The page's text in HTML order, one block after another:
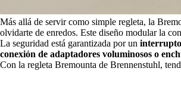
Más allá de servir como simple regleta, la
olvidarte de enredos. Este diseño modular la
La seguridad está garantizada por un
conexión de adaptadores voluminosos o
Con la regleta Bremounta de Brennenstuhl,